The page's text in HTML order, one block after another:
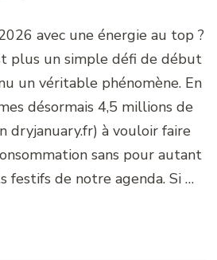
avec une énergie au top ?
plus un simple défi de début
un véritable phénomène. En
désormais 4,5 millions de
dryjanuary.fr) à vouloir faire
sans pour autant
festifs de notre agenda. Si …